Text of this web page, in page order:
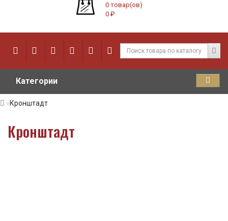
0 товар(ов)
0 ₽
Категории
Кронштадт
Кронштадт